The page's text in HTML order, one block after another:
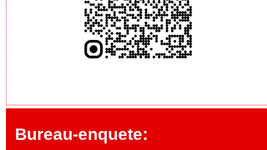
Bureau-enquete: